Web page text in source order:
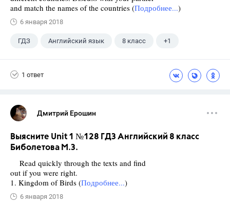
and match the names of the countries (Подробнее...)
6 января 2018
ГДЗ Английский язык 8 класс +1
1 ответ
Дмитрий Ерошин
Выясните Unit 1 №128 ГДЗ Английский 8 класс
Биболетова М.З.
Read quickly through the texts and find
out if you were right.
1. Kingdom of Birds (Подробнее...)
6 января 2018